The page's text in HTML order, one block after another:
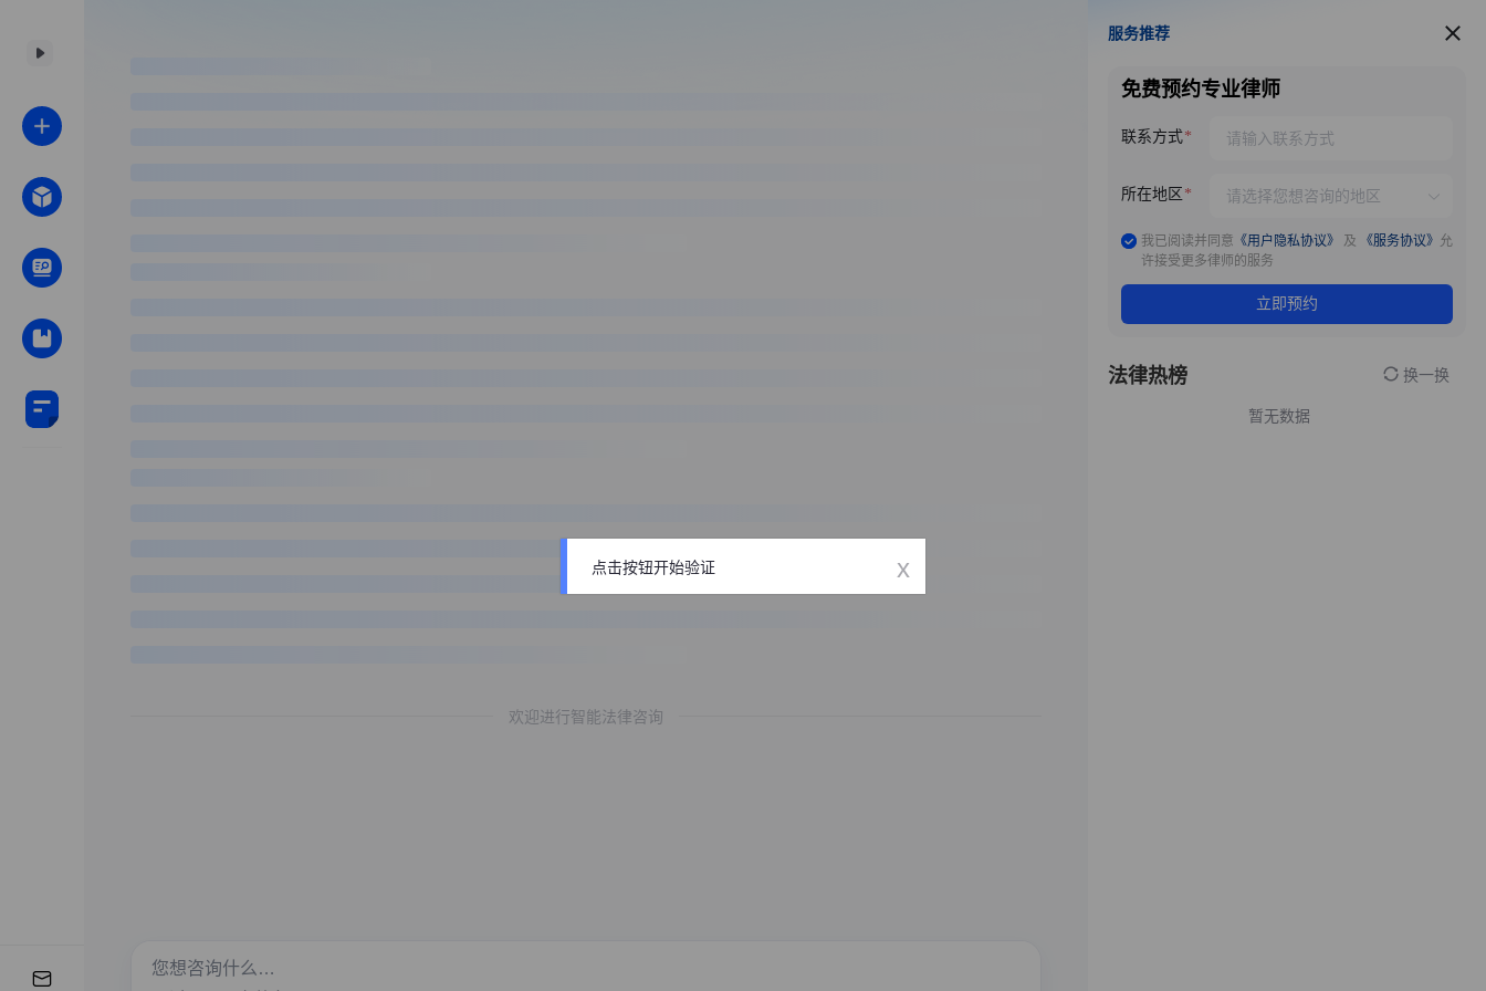
欢迎进行智能法律咨询
服务推荐
服务推荐
免费预约专业律师
联系方式
所在地区
我已阅读并同意 《用户隐私协议》 及 《服务协议》 允
许接受更多律师的服务
立即预约
法律热榜 换一换
暂无数据
点击按钮开始验证 x